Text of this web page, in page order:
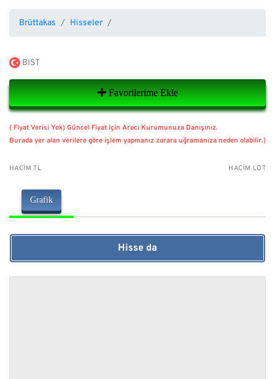
Brüttakas Hisseler
BIST
Favorilerime Ekle
( Fiyat Verisi Yok) Güncel Fiyat için Aracı Kurumunuza Danışınız.
Burada yer alan verilere göre işlem yapmanız zarara uğramanıza neden olabilir.)
HACIM TL HACIM LOT
Grafik
Hisse da